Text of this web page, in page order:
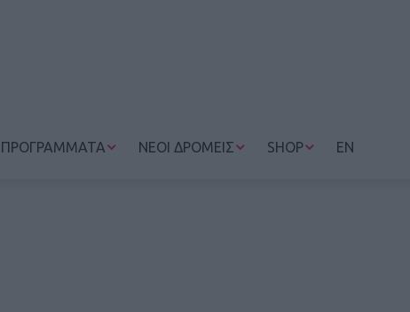
ΠΡΟΓΡΑΜΜΑΤΑ ΝΕΟΙ ΔΡΟΜΕΙΣ SHOP EN